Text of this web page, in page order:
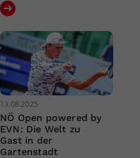
13.08.2025
NÖ Open powered by
EVN: Die Welt zu
Gast in der
Gartenstadt